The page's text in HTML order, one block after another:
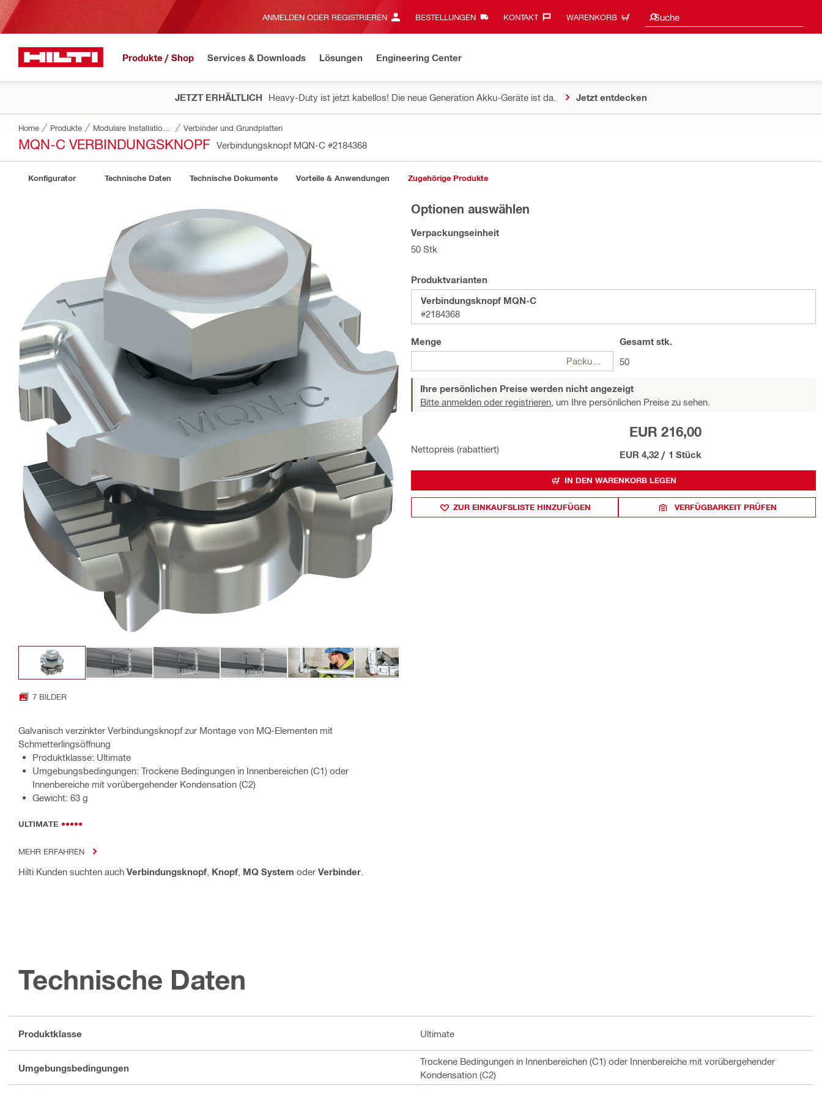
ANMELDEN ODER REGISTRIEREN BESTELLUNGEN KONTAKT‎ WARENKORB Suche
Suchvorschläge
Produkte / Shop Services & Downloads Lösungen Engineering Center
JETZT ERHÄLTLICH Heavy-Duty ist jetzt kabellos! Die neue Generation Akku-Geräte ist da. Jetzt entdecken
Home Produkte Verbinder und Grundplatten
MQN-C VERBINDUNGSKNOPF Verbindungsknopf MQN-C #2184368
Konfigurator Technische Daten Technische Dokumente Vorteile & Anwendungen Zugehörige Produkte
7 BILDER
Galvanisch verzinkter Verbindungsknopf zur Montage von MQ-Elementen mit
Schmetterlingsöffnung
Produktklasse: Ultimate
Umgebungsbedingungen: Trockene Bedingungen in Innenbereichen (C1) oder
Innenbereiche mit vorübergehender Kondensation (C2)
Gewicht: 63 g
ULTIMATE
MEHR ERFAHREN
Hilti Kunden suchten auch Verbindungsknopf Knopf MQ System oder Verbinder
Optionen auswählen
Verpackungseinheit
50 Stk
Produktvarianten
Verbindungsknopf MQN-C
#2184368
Menge
Gesamt stk.
50
Ihre persönlichen Preise werden nicht angezeigt
Bitte anmelden oder registrieren, um Ihre persönlichen Preise zu sehen.
Nettopreis (rabattiert)
EUR 216,00
EUR 4,32 / 1 Stück
IN DEN WARENKORB LEGEN
ZUR EINKAUFSLISTE HINZUFÜGEN VERFÜGBARKEIT PRÜFEN
Technische Daten
Produktklasse Ultimate
Umgebungsbedingungen
Trockene Bedingungen in Innenbereichen (C1) oder Innenbereiche mit vorübergehender
Kondensation (C2)